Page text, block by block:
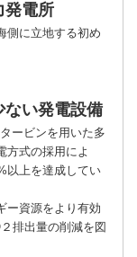
発電所
側に立地する初め
ない発電設備
ービンを用いた多
方式の採用によ
以上を達成してい
ー資源をより有効
排出量の削減を図